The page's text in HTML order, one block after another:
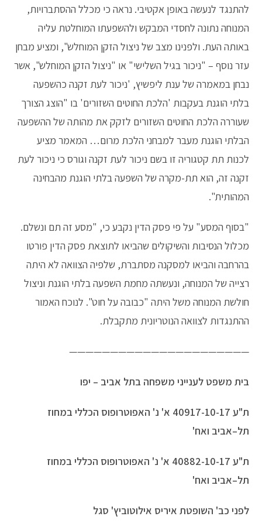
להתנגד לנעשה באופן אקטיבי. נראה כי מכלל ההסתברויות,
המנוחה נתונה לחסדי המבקש ולהשפעתו המוחלטת עליה
באותה העת. ולפנינו מצב של ניצול הזקן המוחלש", ומציע מבחן
עזר נוסף – "ניכור בגיל השלישי" או "ניצול הזקן המוחלש", אשר
נבחן במאמרה של ענת ליפשיץ, 'ניכור לעת זקנה כהשפעה
בלתי הוגנת בעקבות 'הלכת החוטים השזורים' בו "הוצג הצורך
שעוררה הלכת החוטים השזורים לזקק את מהותה של ההשפעה
הבלתי הוגנת מעבר למבחני הלכת מרום… המאמר מציע
לכנות תת קטגוריה זו בשם ניכור לעת זקנה וגורס כי ניכור לעת
זקנה זה, הוא תת-מקרה של השפעה בלתי הוגנת מהבחינה
המהותית".
"בסוף המסע" על פי פסק הדין נקבע כי, "מסע זה תם ונשלם.
מכלול הנסיבות והשיקולים שהביאו לתוצאת פסק הדין פורטו
בהרחבה והביאו למסקנה מסתברת, שלפיה הצוואה לא היתה
רצייה של המנוחה, ונעשתה מחמת השפעה בלתי הוגנת וניצול
חולשת המנוחה משל היתה "כבובה על חוט". לנוכח האמור
ההתנגדות לצוואה הנוטריונית מתקבלת.
——————————————————————
בית משפט לענייני משפחה בתל אביב – יפו
ת"ע א' נ' האפוטרופוס הכלליבמחוז
תל–אביב ואח'
ת"ע א' נ' האפוטרופוס הכלליבמחוז
תל–אביב ואח'
לפני כב' השופטת איריס אילוטוביץ' סגל